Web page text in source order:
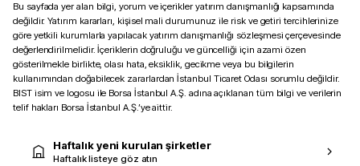
Bu sayfada yer alan bilgi, yorum ve içerikler yatırım danışmanlığı kapsamında
değildir. Yatırım kararları, kişisel mali durumunuz ile risk ve getiri tercihlerinize
göre yetkili kurumlarla yapılacak yatırım danışmanlığı sözleşmesi çerçevesinde
değerlendirilmelidir. İçeriklerin doğruluğu ve güncelliği için azami özen
gösterilmekle birlikte, olası hata, eksiklik, gecikme veya bu bilgilerin
kullanımından doğabilecek zararlardan İstanbul Ticaret Odası sorumlu değildir.
BIST isim ve logosu ile Borsa İstanbul A.Ş. adına açıklanan tüm bilgi ve verilerin
telif hakları Borsa İstanbul A.Ş.’ye aittir.
Haftalık yeni kurulan şirketler
Haftalık listeye göz atın